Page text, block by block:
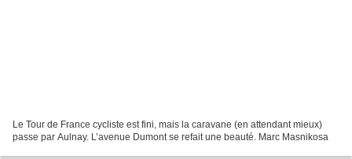
Le Tour de France cycliste est fini, mais la caravane (en attendant mieux)
passe par Aulnay. L’avenue Dumont se refait une beauté. Marc Masnikosa